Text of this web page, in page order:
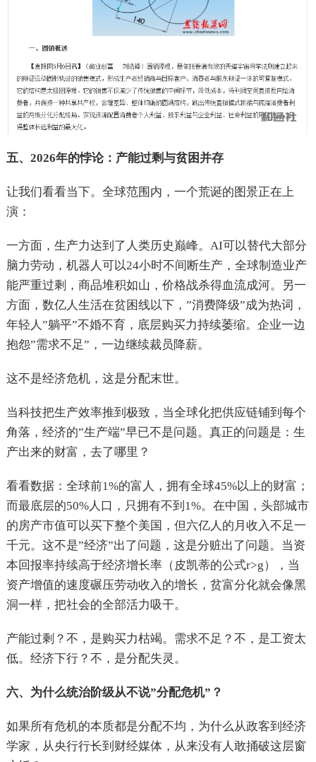
五、2026年的悖论：产能过剩与贫困并存
让我们看看当下。全球范围内，一个荒诞的图景正在上
演：
一方面，生产力达到了人类历史巅峰。AI可以替代大部分
脑力劳动，机器人可以24小时不间断生产，全球制造业产
能严重过剩，商品堆积如山，价格战杀得血流成河。另一
方面，数亿人生活在贫困线以下，”消费降级”成为热词，
年轻人”躺平”不婚不育，底层购买力持续萎缩。企业一边
抱怨”需求不足”，一边继续裁员降薪。
这不是经济危机，这是分配末世。
当科技把生产效率推到极致，当全球化把供应链铺到每个
角落，经济的”生产端”早已不是问题。真正的问题是：生
产出来的财富，去了哪里？
看看数据：全球前1%的富人，拥有全球45%以上的财富；
而最底层的50%人口，只拥有不到1%。在中国，头部城市
的房产市值可以买下整个美国，但六亿人的月收入不足一
千元。这不是”经济”出了问题，这是分赃出了问题。当资
本回报率持续高于经济增长率（皮凯蒂的公式r>g），当
资产增值的速度碾压劳动收入的增长，贫富分化就会像黑
洞一样，把社会的全部活力吸干。
产能过剩？不，是购买力枯竭。需求不足？不，是工资太
低。经济下行？不，是分配失灵。
六、为什么统治阶级从不说”分配危机”？
如果所有危机的本质都是分配不均，为什么从政客到经济
学家，从央行行长到财经媒体，从来没有人敢捅破这层窗